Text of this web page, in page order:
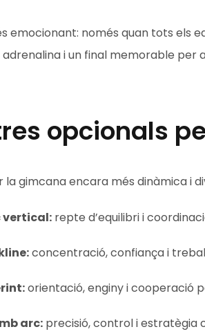
emocionant: només quan tots els
adrenalina i un final memorable per
opcionals
la gimcana encara més dinàmica i
vertical: repte d’equilibri i
concentració, confiança i
orientació, enginy i cooperació
arc: precisió, control i estratègia